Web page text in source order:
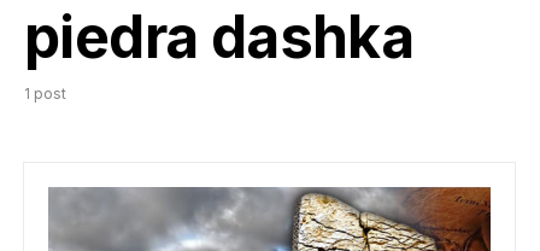
piedra dashka
1 post